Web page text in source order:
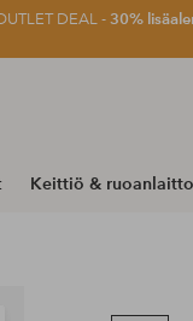
DEAL -30%
Keittiö & ruoanlaitto